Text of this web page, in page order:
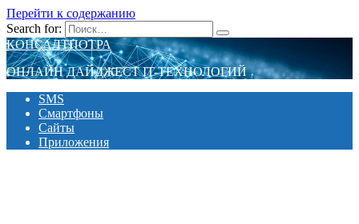
Перейти к содержанию
Search for:
КОНСАЛТПОТРА
ОНЛАЙН ДАЙДЖЕСТ IT-ТЕХНОЛОГИЙ
SMS
Смартфоны
Сайты
Приложения